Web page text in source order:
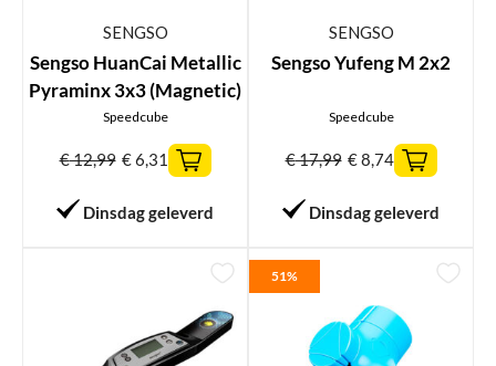
SENGSO
Sengso HuanCai Metallic
Pyraminx 3x3 (Magnetic)
Speedcube
€12,99 €6,31
Dinsdag geleverd
SENGSO
Sengso Yufeng M 2x2
Speedcube
€17,99 €8,74
Dinsdag geleverd
51%